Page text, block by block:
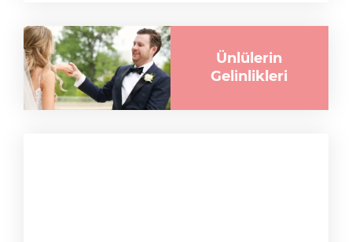
Ünlülerin
Gelinlikleri